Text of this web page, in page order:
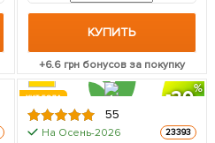
КУПИТЬ
+6.6 грн бонусов за покупку
20
ХИТ ГОДА
55
На Осень-2026 23393